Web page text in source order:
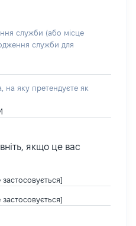
служби (або місце
служби для
на яку претендуєте як
якщо це вас
застосовується]
застосовується]